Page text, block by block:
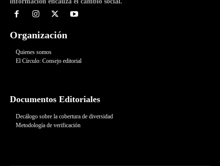
Organización
Quienes somos
El Círculo: Consejo editorial
Documentos Editoriales
Decálogo sobre la cobertura de diversidad
Metodología de verificación